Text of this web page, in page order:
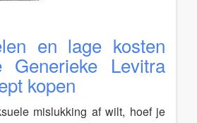
en lage kosten
Generieke Levitra
kopen
mislukking af wilt, hoef je